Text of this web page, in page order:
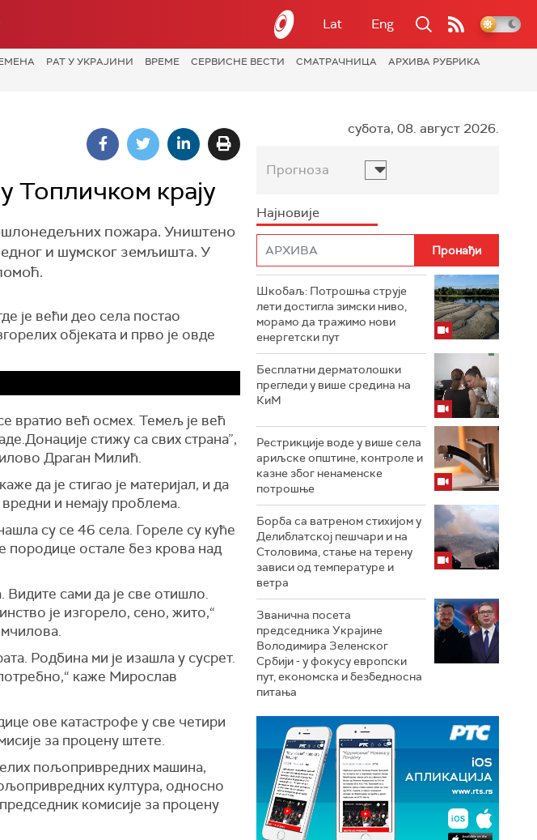
Lat Eng
РАТ У УКРАЈИНИ ВРЕМЕ СЕРВИСНЕ ВЕСТИ СМАТРАЧНИЦА
АРХИВА РУБРИКА
Топличком крају
пожара. Уништено
и шумског земљишта. У
је већи део села постао
објеката и прво је овде
вратио већ осмех. Темељ је већ
стижу са свих страна”,
Драган Милић.
да је стигао је материјал, и да
и немају проблема.
су се 46 села. Гореле су куће
породице остале без крова над
Видите сами да је све отишло.
је изгорело, сено, жито,“
Родбина ми је изашла у сусрет.
каже Мирослав
ове катастрофе у све четири
за процену штете.
пољопривредних машина,
култура, односно
комисије за процену
субота, 08. август 2026.
Прогноза
Најновије
Шкобаљ: Потрошња струје
лети достигла зимски ниво,
морамо да тражимо нови
енергетски пут
Бесплатни дерматолошки
прегледи у више средина на
КиМ
Рестрикције воде у више села
ариљске општине, контроле и
казне због ненаменске
потрошње
Борба са ватреном стихијом у
Делиблатској пешчари и на
Столовима, стање на терену
зависи од температуре и
ветра
Званична посета
председника Украјине
Володимира Зеленског
Србији - у фокусу европски
пут, економска и безбедносна
питања